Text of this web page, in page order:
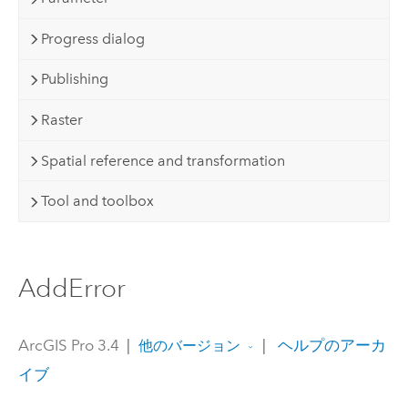
Progress dialog
Publishing
Raster
Spatial reference and transformation
Tool and toolbox
AddError
ArcGIS Pro 3.4 他のバージョン
ヘルプのアーカ
イブ